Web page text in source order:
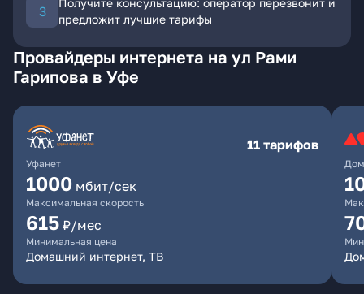
Получите консультацию: оператор перезвонит и
предложит лучшие тарифы
Провайдеры интернета на ул Рами
Гарипова в Уфе
Уфанет
11 тарифов
1000 мбит/сек
Максимальная скорость
615 ₽/мес
Минимальная цена
Домашний интернет, ТВ